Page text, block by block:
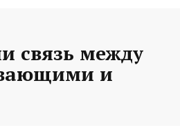
связь между
и